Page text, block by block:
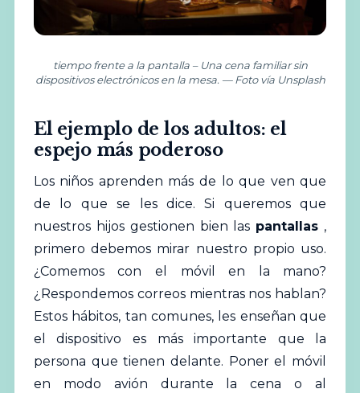
tiempo frente a la pantalla – Una cena familiar sin
dispositivos electrónicos en la mesa. — Foto vía Unsplash
El ejemplo de los adultos: el
espejo más poderoso
Los niños aprenden más de lo que ven que
de lo que se les dice. Si queremos que
nuestros hijos gestionen bien las pantallas ,
primero debemos mirar nuestro propio uso.
¿Comemos con el móvil en la mano?
¿Respondemos correos mientras nos hablan?
Estos hábitos, tan comunes, les enseñan que
el dispositivo es más importante que la
persona que tienen delante. Poner el móvil
en modo avión durante la cena o al